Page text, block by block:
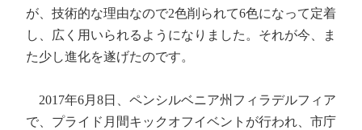
が、技術的な理由なので2色削られて6色になって定着
し、広く用いられるようになりました。それが今、ま
た少し進化を遂げたのです。
2017年6月8日、ペンシルベニア州フィラデルフィア
で、プライド月間キックオフイベントが行われ、市庁